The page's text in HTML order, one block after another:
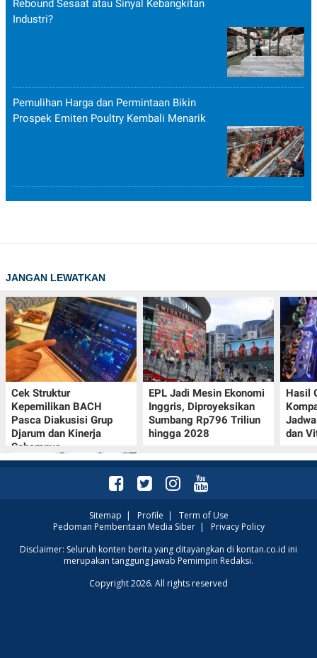
Rebound Sesaat atau Sinyal Kebangkitan
Industri?
Pemulihan Harga dan Permintaan Bikin
Prospek Emiten Poultry Kembali Menarik
JANGAN LEWATKAN
Cek Struktur
Kepemilikan BACH
Pasca Diakusisi Grup
Djarum dan Kinerja
Sahamnya
EPL Jadi Mesin Ekonomi
Inggris, Diproyeksikan
Sumbang Rp796 Triliun
hingga 2028
Hasil
dan
Oppo A7 Pro Max Rilis
dengan Baterai 10.000
Sepanjang Sejarah Oppo
Sitemap | Profile | Term of Use
Pedoman Pemberitaan Media Siber| Privacy Policy
Disclaimer: Seluruh konten berita yang ditayangkan di kontan.co.id ini
merupakan tanggung jawab Pemimpin Redaksi.
Copyright 2026. All rights reserved